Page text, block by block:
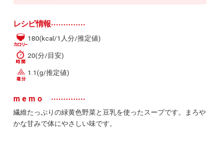
レシピ情報
180(kcal/1人分/推定値)
20(分/目安)
1.1(g/推定値)
memo
繊維たっぷりの緑黄色野菜と豆乳を使ったスープです。まろや
かな甘みで体にやさしい味です。